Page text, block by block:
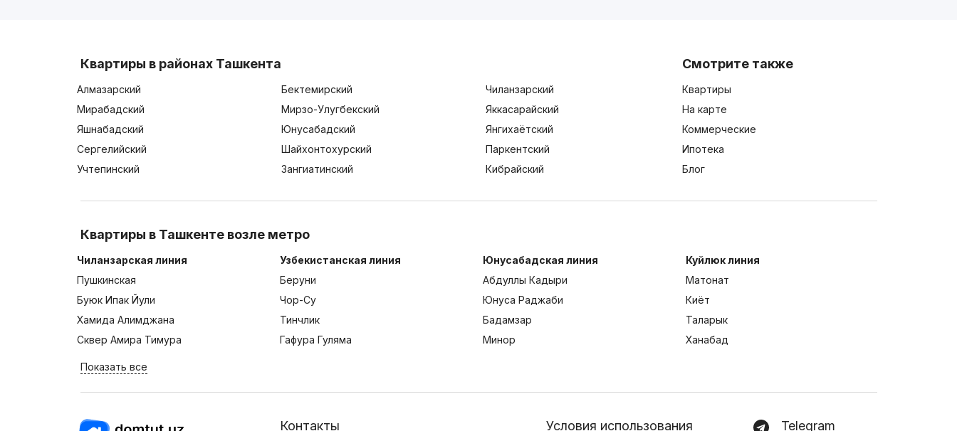
Квартиры в районах Ташкента
Алмазарский Бектемирский
Чиланзарский
Мирабадский
Мирзо-Улугбекский
Яккасарайский
Яшнабадский
Юнусабадский
Янгихаётский
Сергелийский
Шайхонтохурский
Паркентский
Учтепинский
Зангиатинский Кибрайский
Смотрите также
Квартиры
На карте
Коммерческие
Ипотека
Блог
Квартиры в Ташкенте возле метро
Чиланзарская линия
Пушкинская
Буюк Ипак Йули
Хамида Алимджана
Сквер Амира Тимура
Узбекистанская линия
Беруни
Чор-Су
Тинчлик
Гафура Гуляма
Юнусабадская линия
Абдуллы Кадыри
Юнуса Раджаби
Бадамзар
Минор
Куйлюк линия
Матонат
Киёт
Таларык
Ханабад
Показать все
Контакты Условия использования Telegram